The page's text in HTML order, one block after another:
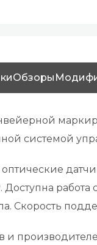
Обзоры
системой
Скорость